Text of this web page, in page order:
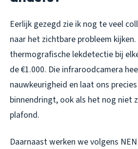
Eerlijk gezegd zie ik nog te veel
naar het zichtbare probleem
thermografische lekdetectie bij
de €1.000. Die infraroodcamera
nauwkeurigheid en laat ons
binnendringt, ook als het nog niet
plafond.
Daarnaast werken we volgens